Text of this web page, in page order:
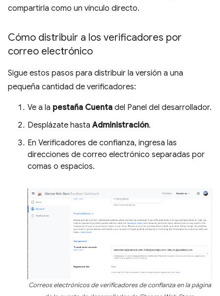
compartirla como un vínculo directo.
Cómo distribuir a los verificadores por
correo electrónico
Sigue estos pasos para distribuir la versión a una
pequeña cantidad de verificadores:
Ve a la pestaña Cuenta del Panel del desarrollador.
Desplázate hastaAdministración.
En Verificadores de confianza, ingresa las
direcciones de correo electrónico separadas por
comas o espacios.
Correos electrónicos de verificadores de confianza en la página